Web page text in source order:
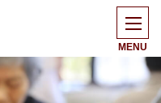
MENU